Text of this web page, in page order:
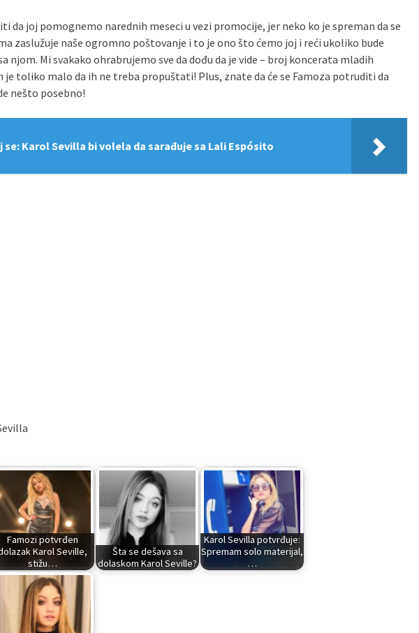
da joj pomognemo narednih meseci u vezi promocije, jer neko ko je spreman da se
zaslužuje naše ogromno poštovanje i to je ono što ćemo joj i reći ukoliko bude
njom. Mi svakako ohrabrujemo sve da dođu da je vide – broj koncerata mladih
je toliko malo da ih ne treba propuštati! Plus, znate da će se Famoza potruditi da
nešto posebno!
se: Karol Sevilla bi volela da sarađuje sa Lali Espósito
Famozi potvrđen
Karol Seville,
stižu…
Šta se dešava sa
dolaskom Karol Seville?
Karol Sevilla potvrđuje:
Spremam solo materijal,
…